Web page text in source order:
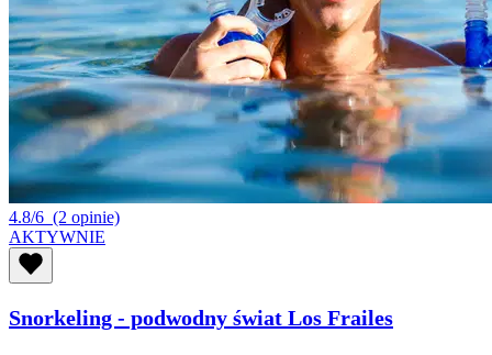
4.8/6 (2 opinie)
AKTYWNIE
Snorkeling - podwodny świat Los Frailes